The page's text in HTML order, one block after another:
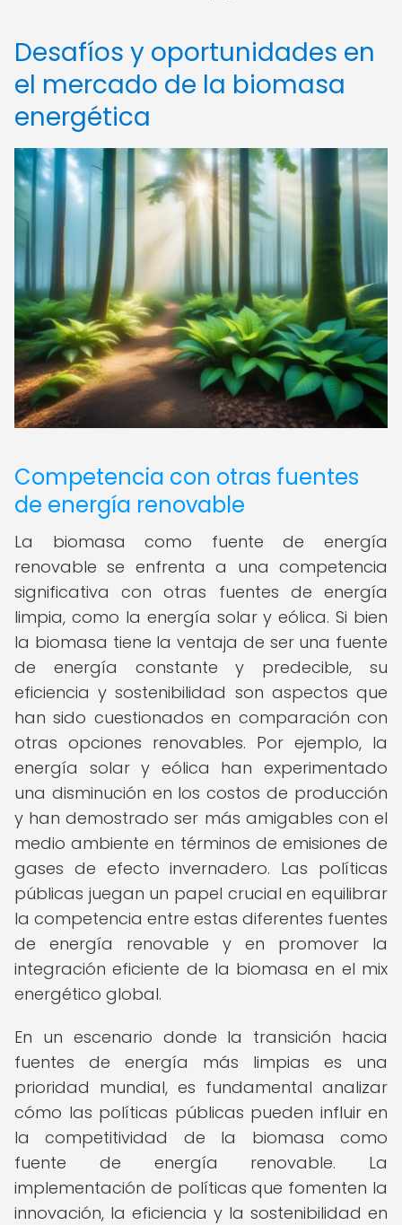
Desafíos y oportunidades en
el mercado de la biomasa
energética
Competencia con otras fuentes
de energía renovable
La biomasa como fuente de energía
renovable se enfrenta a una competencia
significativa con otras fuentes de energía
limpia, como la energía solar y eólica. Si bien
la biomasa tiene la ventaja de ser una fuente
de energía constante y predecible, su
eficiencia y sostenibilidad son aspectos que
han sido cuestionados en comparación con
otras opciones renovables. Por ejemplo, la
energía solar y eólica han experimentado
una disminución en los costos de producción
y han demostrado ser más amigables con el
medio ambiente en términos de emisiones de
gases de efecto invernadero. Las políticas
públicas juegan un papel crucial en equilibrar
la competencia entre estas diferentes fuentes
de energía renovable y en promover la
integración eficiente de la biomasa en el mix
energético global.
En un escenario donde la transición hacia
fuentes de energía más limpias es una
prioridad mundial, es fundamental analizar
cómo las políticas públicas pueden influir en
la competitividad de la biomasa como
fuente de energía renovable. La
implementación de políticas que fomenten la
innovación, la eficiencia y la sostenibilidad en